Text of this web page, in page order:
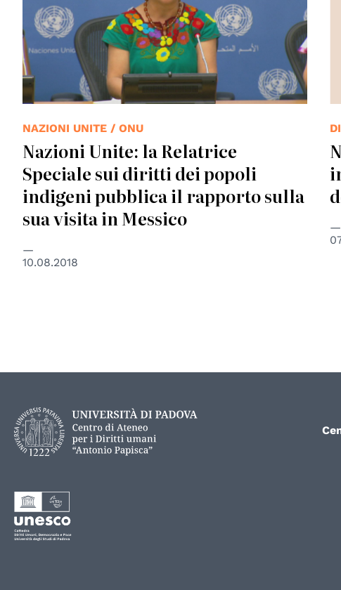
NAZIONI UNITE / ONU
Nazioni Unite: la Relatrice
Speciale sui diritti dei popoli
indigeni pubblica il rapporto sulla
sua visita in Messico
10.08.2018